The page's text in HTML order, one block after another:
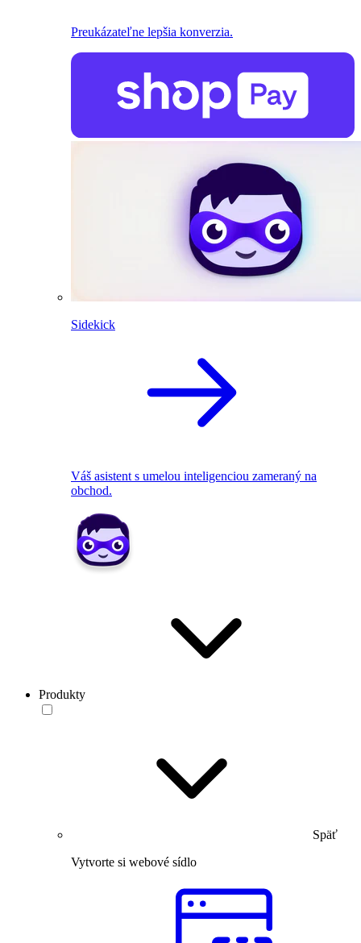
Preukázateľne lepšia konverzia.
Sidekick
Váš asistent s umelou inteligenciou zameraný na
obchod.
Produkty
Späť
Vytvorte si webové sídlo